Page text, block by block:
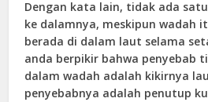
Dengan kata lain, tidak ada
ke dalamnya, meskipun wadah
berada di dalam laut selama
anda berpikir bahwa penyebab
dalam wadah adalah kikirnya
penyebabnya adalah penutup